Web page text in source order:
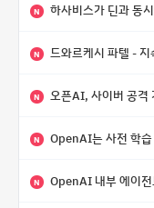
N 하사비스가 딘과 동
N 드와르케시 파텔 -
N 오픈AI, 사이버 공격 가
N OpenAI는 사전 학습 문제를 해결했으
N OpenAI 내부 에이전